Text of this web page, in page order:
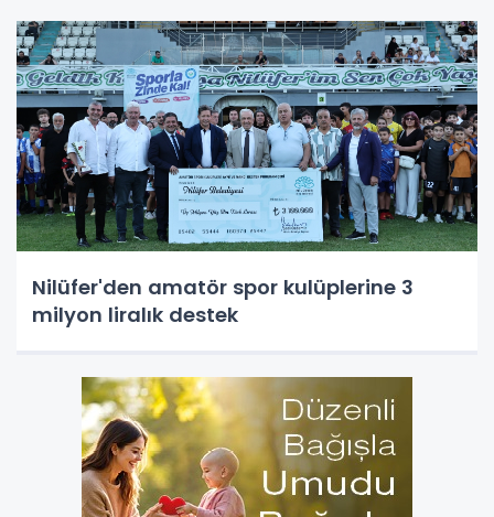
Nilüfer'den amatör spor kulüplerine 3
milyon liralık destek